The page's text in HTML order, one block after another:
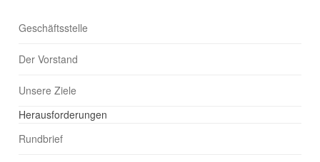
Geschäftsstelle
Der Vorstand
Unsere Ziele
Herausforderungen
Rundbrief